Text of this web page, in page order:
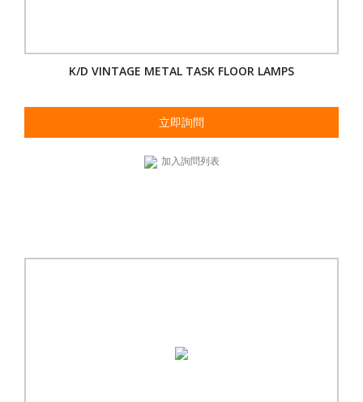
K/D VINTAGE METAL TASK FLOOR LAMPS
立即詢問
加入詢問列表